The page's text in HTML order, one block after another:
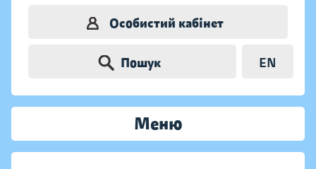
Особистий кабінет
Пошук EN
Меню